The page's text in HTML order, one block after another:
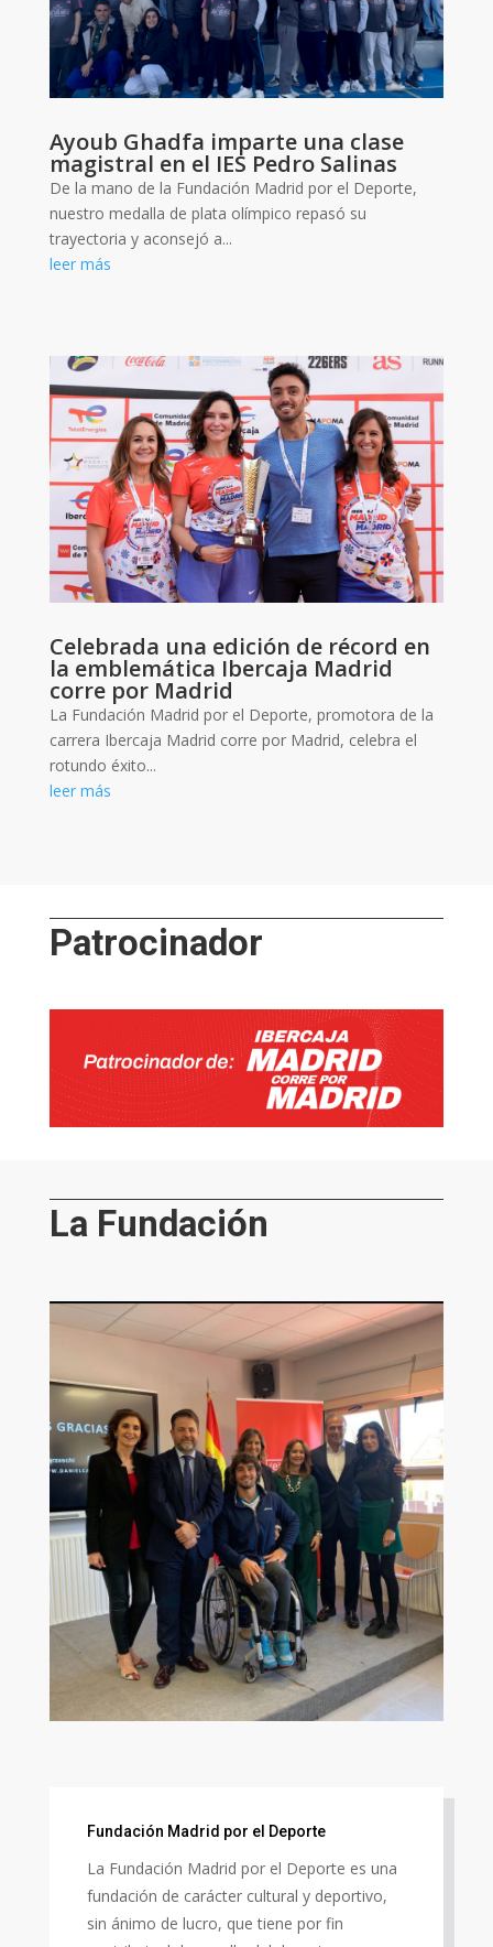
Ayoub Ghadfa imparte una clase
magistral en el IES Pedro Salinas
De la mano de la Fundación Madrid por el Deporte,
nuestro medalla de plata olímpico repasó su
trayectoria y aconsejó a...
leer más
Celebrada una edición de récord en
la emblemática Ibercaja Madrid
corre por Madrid
La Fundación Madrid por el Deporte, promotora de la
carrera Ibercaja Madrid corre por Madrid, celebra el
rotundo éxito...
leer más
Patrocinador
La Fundación
Fundación Madrid por el Deporte
La Fundación Madrid por el Deporte es una
fundación de carácter cultural y deportivo,
sin ánimo de lucro, que tiene por fin